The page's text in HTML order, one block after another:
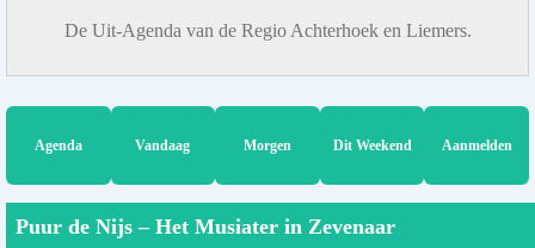
De Uit-Agenda van de Regio Achterhoek en Liemers.
Agenda Vandaag Morgen Dit Weekend Aanmelden
Puur de Nijs – Het Musiater in Zevenaar